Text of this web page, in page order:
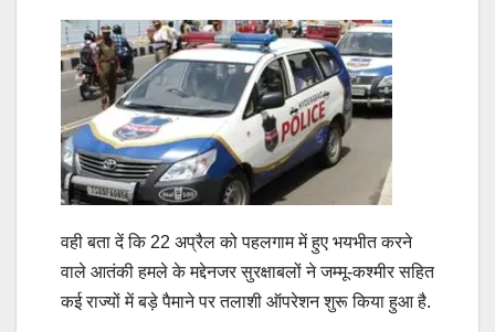
वही बता दें कि 22 अप्रैल को पहलगाम में हुए भयभीत करने
वाले आतंकी हमले के मद्देनजर सुरक्षाबलों ने जम्मू-कश्मीर सहित
कई राज्यों में बड़े पैमाने पर तलाशी ऑपरेशन शुरू किया हुआ है.